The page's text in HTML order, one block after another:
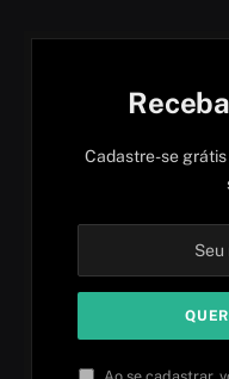
Cadastre-se